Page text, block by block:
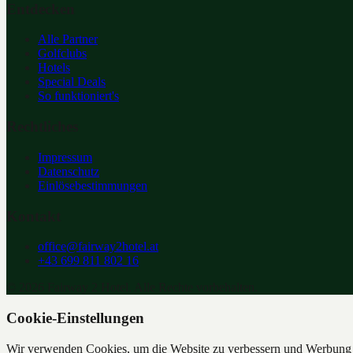
Alle Partner
Golfclubs
Hotels
Special Deals
So funktioniert's
Impressum
Datenschutz
Einlösebestimmungen
office@fairway2hotel.at
+43 699 811 802 16
Cookie-Einstellungen
Wir verwenden Cookies, um die Website zu verbessern und